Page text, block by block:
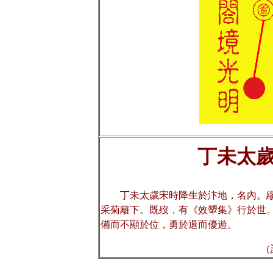
丁未太
丁未太歲宋時降生於汴地，名內。
采菊籬下。既歿，有《效顰集》行於世
備而不顯於位，勇於退而優遊。